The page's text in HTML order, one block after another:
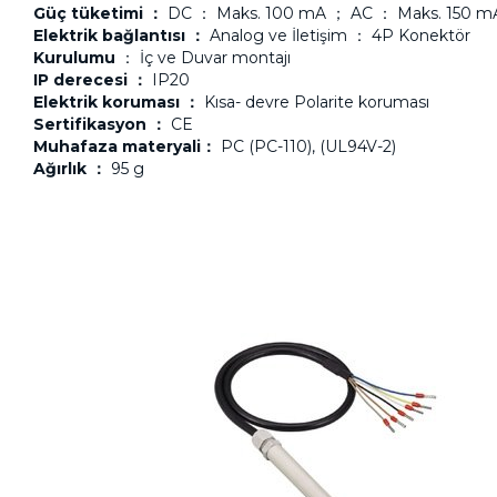
Güç tüketimi ：
DC ： Maks. 100 mA ； AC ： Maks. 150
Elektrik bağlantısı ： Analog ve İletişim ： 4P Konektör
Kurulumu
： İç ve Duvar montajı
IP derecesi ：
IP20
Elektrik koruması ：
Kısa- devre Polarite koruması
Sertifikasyon ： CE
Muhafaza materyali：
PC (PC-110), (UL94V-2)
Ağırlık ： 95 g